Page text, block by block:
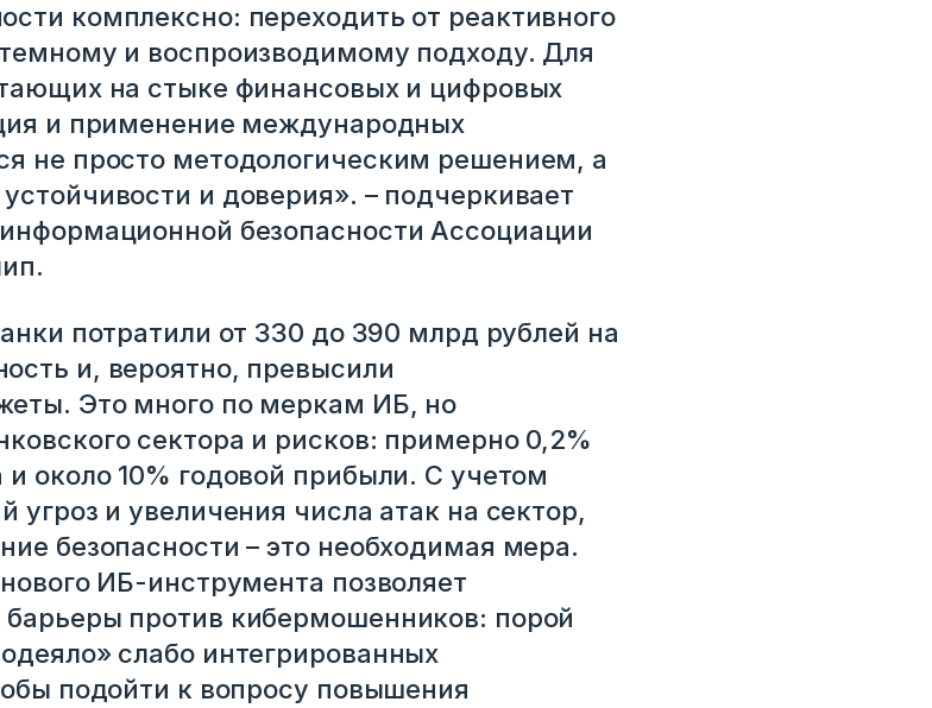
комплексно: переходить от реактивного
и воспроизводимому подходу. Для
на стыке финансовых и цифровых
и применение международных
не просто методологическим решением, а
и доверия». – подчеркивает
безопасности Ассоциации
потратили от 330 до 390 млрд рублей на
и, вероятно, превысили
Это много по меркам ИБ, но
сектора и рисков: примерно 0,2%
около 10% годовой прибыли. С учетом
угроз и увеличения числа атак на сектор,
безопасности – это необходимая мера.
ИБ-инструмента позволяет
против кибермошенников: порой
слабо интегрированных
подойти к вопросу повышения